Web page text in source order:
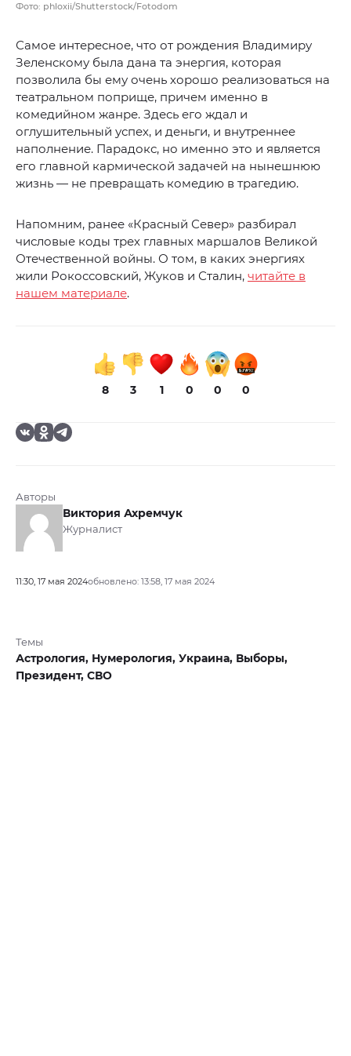
Фото: phloxii/Shutterstock/Fotodom
Самое интересное, что от рождения Владимиру
Зеленскому была дана та энергия, которая
позволила бы ему очень хорошо реализоваться на
театральном поприще, причем именно в
комедийном жанре. Здесь его ждал и
оглушительный успех, и деньги, и внутреннее
наполнение. Парадокс, но именно это и является
его главной кармической задачей на нынешнюю
жизнь — не превращать комедию в трагедию.
Напомним, ранее «Красный Север» разбирал
числовые коды трех главных маршалов Великой
Отечественной войны. О том, в каких энергиях
жили Рокоссовский, Жуков и Сталин, читайте в
нашем материале.
8 3 1 0 0 0
Авторы
Виктория Ахремчук
Журналист
11:30, 17 мая 2024обновлено: 13:58, 17 мая 2024
Темы
Астрология, Нумерология, Украина, Выборы,
Президент, СВО